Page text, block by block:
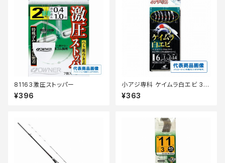
81163激圧ストッパー
¥396
小アジ専科 ケイムラ白エビ 3号
HS202 【継続セール_仕掛】
¥363